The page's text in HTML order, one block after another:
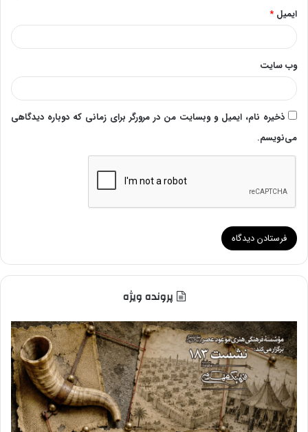
ایمیل *
وب‌ سایت
ذخیره نام، ایمیل و وبسایت من در مرورگر برای زمانی که دوباره دیدگاهی
می‌نویسم.
پرونده ویژه